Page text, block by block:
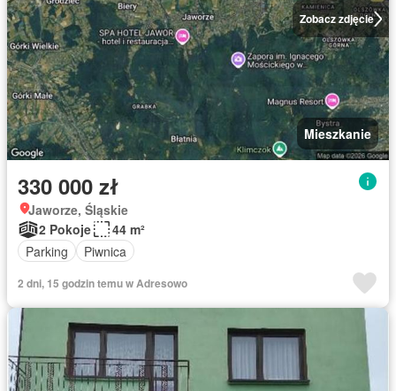
Zobacz zdjęcie
Mieszkanie
330 000 zł
Jaworze, Śląskie
2 Pokoje
44 m²
Parking
Piwnica
2 dni, 15 godzin temu w Adresowo